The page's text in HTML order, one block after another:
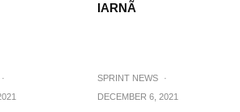
IARNÃ
·
SPRINT NEWS
·
DECEMBER 6, 2021